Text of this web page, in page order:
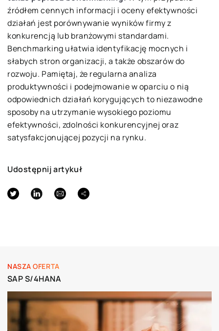
NASZA OFERTA
SAP S/4HANA
źródłem cennych informacji i oceny efektywności
działań jest porównywanie wyników firmy z
konkurencją lub branżowymi standardami.
Benchmarking ułatwia identyfikację mocnych i
słabych stron organizacji, a także obszarów do
rozwoju. Pamiętaj, że regularna analiza
produktywności i podejmowanie w oparciu o nią
odpowiednich działań korygujących to niezawodne
sposoby na utrzymanie wysokiego poziomu
efektywności, zdolności konkurencyjnej oraz
satysfakcjonującej pozycji na rynku.
Udostępnij artykuł